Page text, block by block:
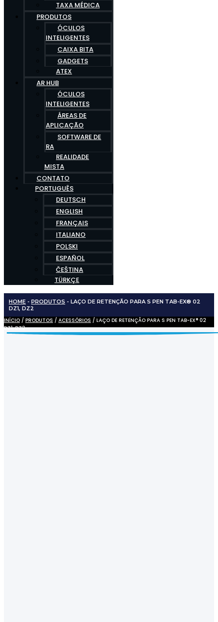
TAXA MÉDICA
PRODUTOS
ÓCULOS
INTELIGENTES
CAIXA BITA
GADGETS
ATEX
AR HUB
ÓCULOS
INTELIGENTES
ÁREAS DE
APLICAÇÃO
SOFTWARE DE
RA
REALIDADE
MISTA
CONTATO
PORTUGUÊS
DEUTSCH
ENGLISH
FRANÇAIS
ITALIANO
POLSKI
ESPAÑOL
ČEŠTINA
TÜRKÇE
HOME - PRODUTOS - LAÇO DE RETENÇÃO PARA S PEN TAB-EX® 02
DZ1, DZ2
INÍCIO / PRODUTOS / ACESSÓRIOS / LAÇO DE RETENÇÃO PARA S PEN TAB-EX® 02
DZ1, DZ2